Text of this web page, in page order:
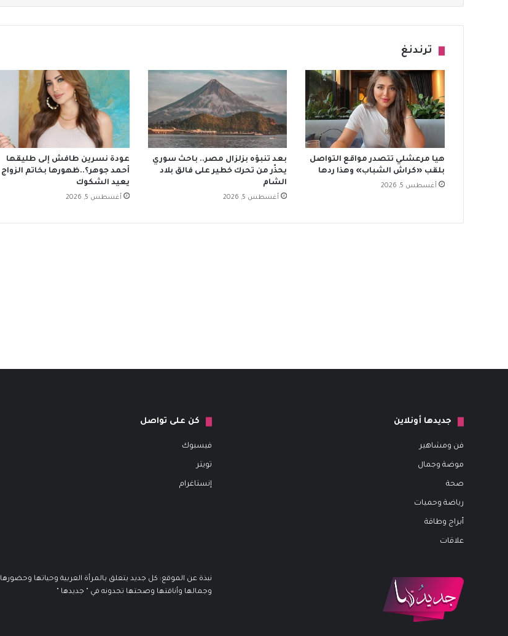
ترندنغ
هيا مرعشلي تتصدر مواقع التواصل
بلقب «كراش الشباب» وهذا ردها
أغسطس 5, 2026
بعد تنبؤه بزلزال مصر.. باحث سوري
يحذّر من تحرك خطير على فالق بلاد
الشام
أغسطس 5, 2026
عودة نسرين طافش إلى طليقها
أحمد جوهر؟..ظهورها بخاتم الزواج
يعيد الشكوك
أغسطس 5, 2026
جديدها أونلاين
فن ومشاهير
موضة وجمال
صحة
رياضة وحميات
أبراج وطاقة
علاقات
كن على تواصل
فيسبوك
تويتر
إنستاغرام
نبذة عن الموقع: كل جديد يتعلق بالمرأة العربية وحياتها وحضورها
وجمالها وأناقتها وصحتها تجدونه في " جديدها "